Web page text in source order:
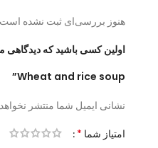
هنوز بررسی‌ای ثبت نشده
اولین کسی باشید که
Wheat and rice soup”
نشانی ایمیل شما منتشر
امتیاز شما *